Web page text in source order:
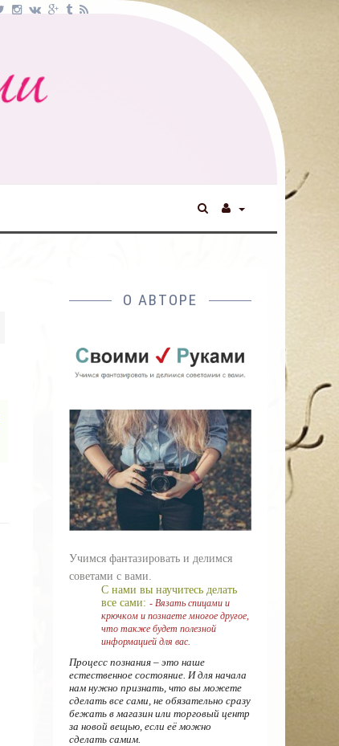
О АВТОРЕ
Учимся фантазировать и делимся
советами с вами.
С нами вы научитесь делать
все сами: - Вязать спицами и
крючком и познаете многое другое,
что также будет полезной
информацией для вас.
Процесс познания – это наше
естественное состояние. И для начала
нам нужно признать, что вы можете
сделать все сами, не обязательно сразу
бежать в магазин или торговый центр
за новой вещью, если её можно
сделать самим.